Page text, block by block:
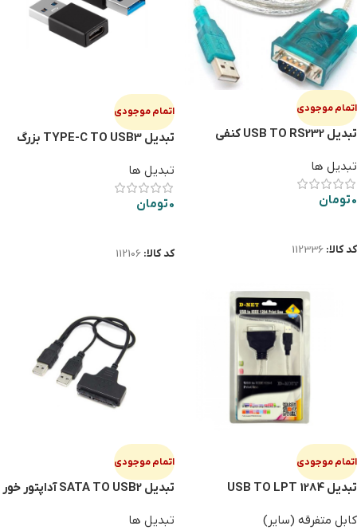
اتمام موجودی
تبدیل USB TO RS232 کنفی
تبدیل ها
0تومان
کد کالا: 112336
اتمام موجودی
تبدیل TYPE-C TO USB3 بزرگ
تبدیل ها
0تومان
کد کالا: 112106
اتمام موجودی
تبدیل USB TO LPT 1284
کابل متفرقه (سایر)
اتمام موجودی
تبدیل SATA TO USB2 آداپتور خور
تبدیل ها